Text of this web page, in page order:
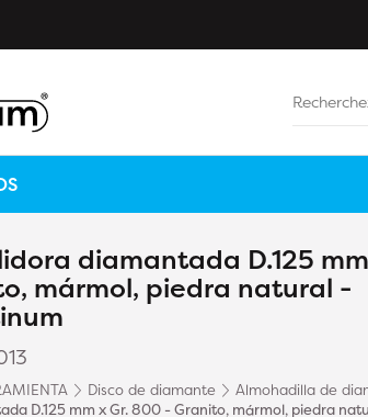
diamantada D.125
mármol, piedra natural -
Disco de diamante
Almohadilla de
D.125 mm x Gr. 800 - Granito, mármol, piedra